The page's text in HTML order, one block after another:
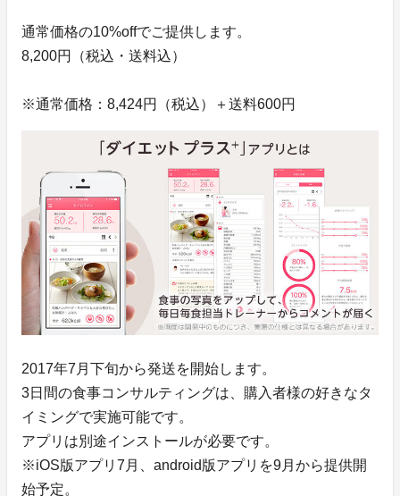
通常価格の10%offでご提供します。
8,200円（税込・送料込）
※通常価格：8,424円（税込）＋送料600円
2017年7月下旬から発送を開始します。
3日間の食事コンサルティングは、購入者様の好きなタ
イミングで実施可能です。
アプリは別途インストールが必要です。
※iOS版アプリ7月、android版アプリを9月から提供開
始予定。